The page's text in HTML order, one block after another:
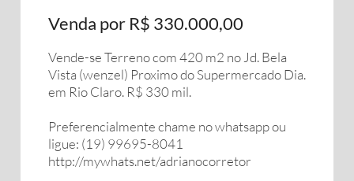
Venda por R$ 330.000,00
Vende-se Terreno com 420 m2 no Jd. Bela
Vista (wenzel) Proximo do Supermercado Dia.
em Rio Claro. R$ 330 mil.
Preferencialmente chame no whatsapp ou
ligue: (19) 99695-8041
http://mywhats.net/adrianocorretor